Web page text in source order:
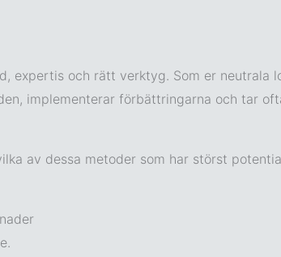
expertis och rätt verktyg. Som er
implementerar förbättringarna och tar
av dessa metoder som har störst